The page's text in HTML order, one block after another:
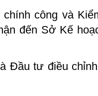
công và
đến Sở Kế
Đầu tư điều